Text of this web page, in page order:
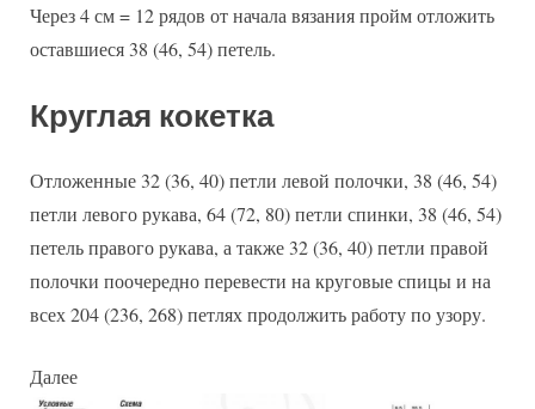
Через 4 см = 12 рядов от начала вязания пройм отложить
оставшиеся 38 (46, 54) петель.
Круглая кокетка
Отложенные 32 (36, 40) петли левой полочки, 38 (46, 54)
петли левого рукава, 64 (72, 80) петли спинки, 38 (46, 54)
петель правого рукава, а также 32 (36, 40) петли правой
полочки поочередно перевести на круговые спицы и на
всех 204 (236, 268) петлях продолжить работу по узору.
Далее